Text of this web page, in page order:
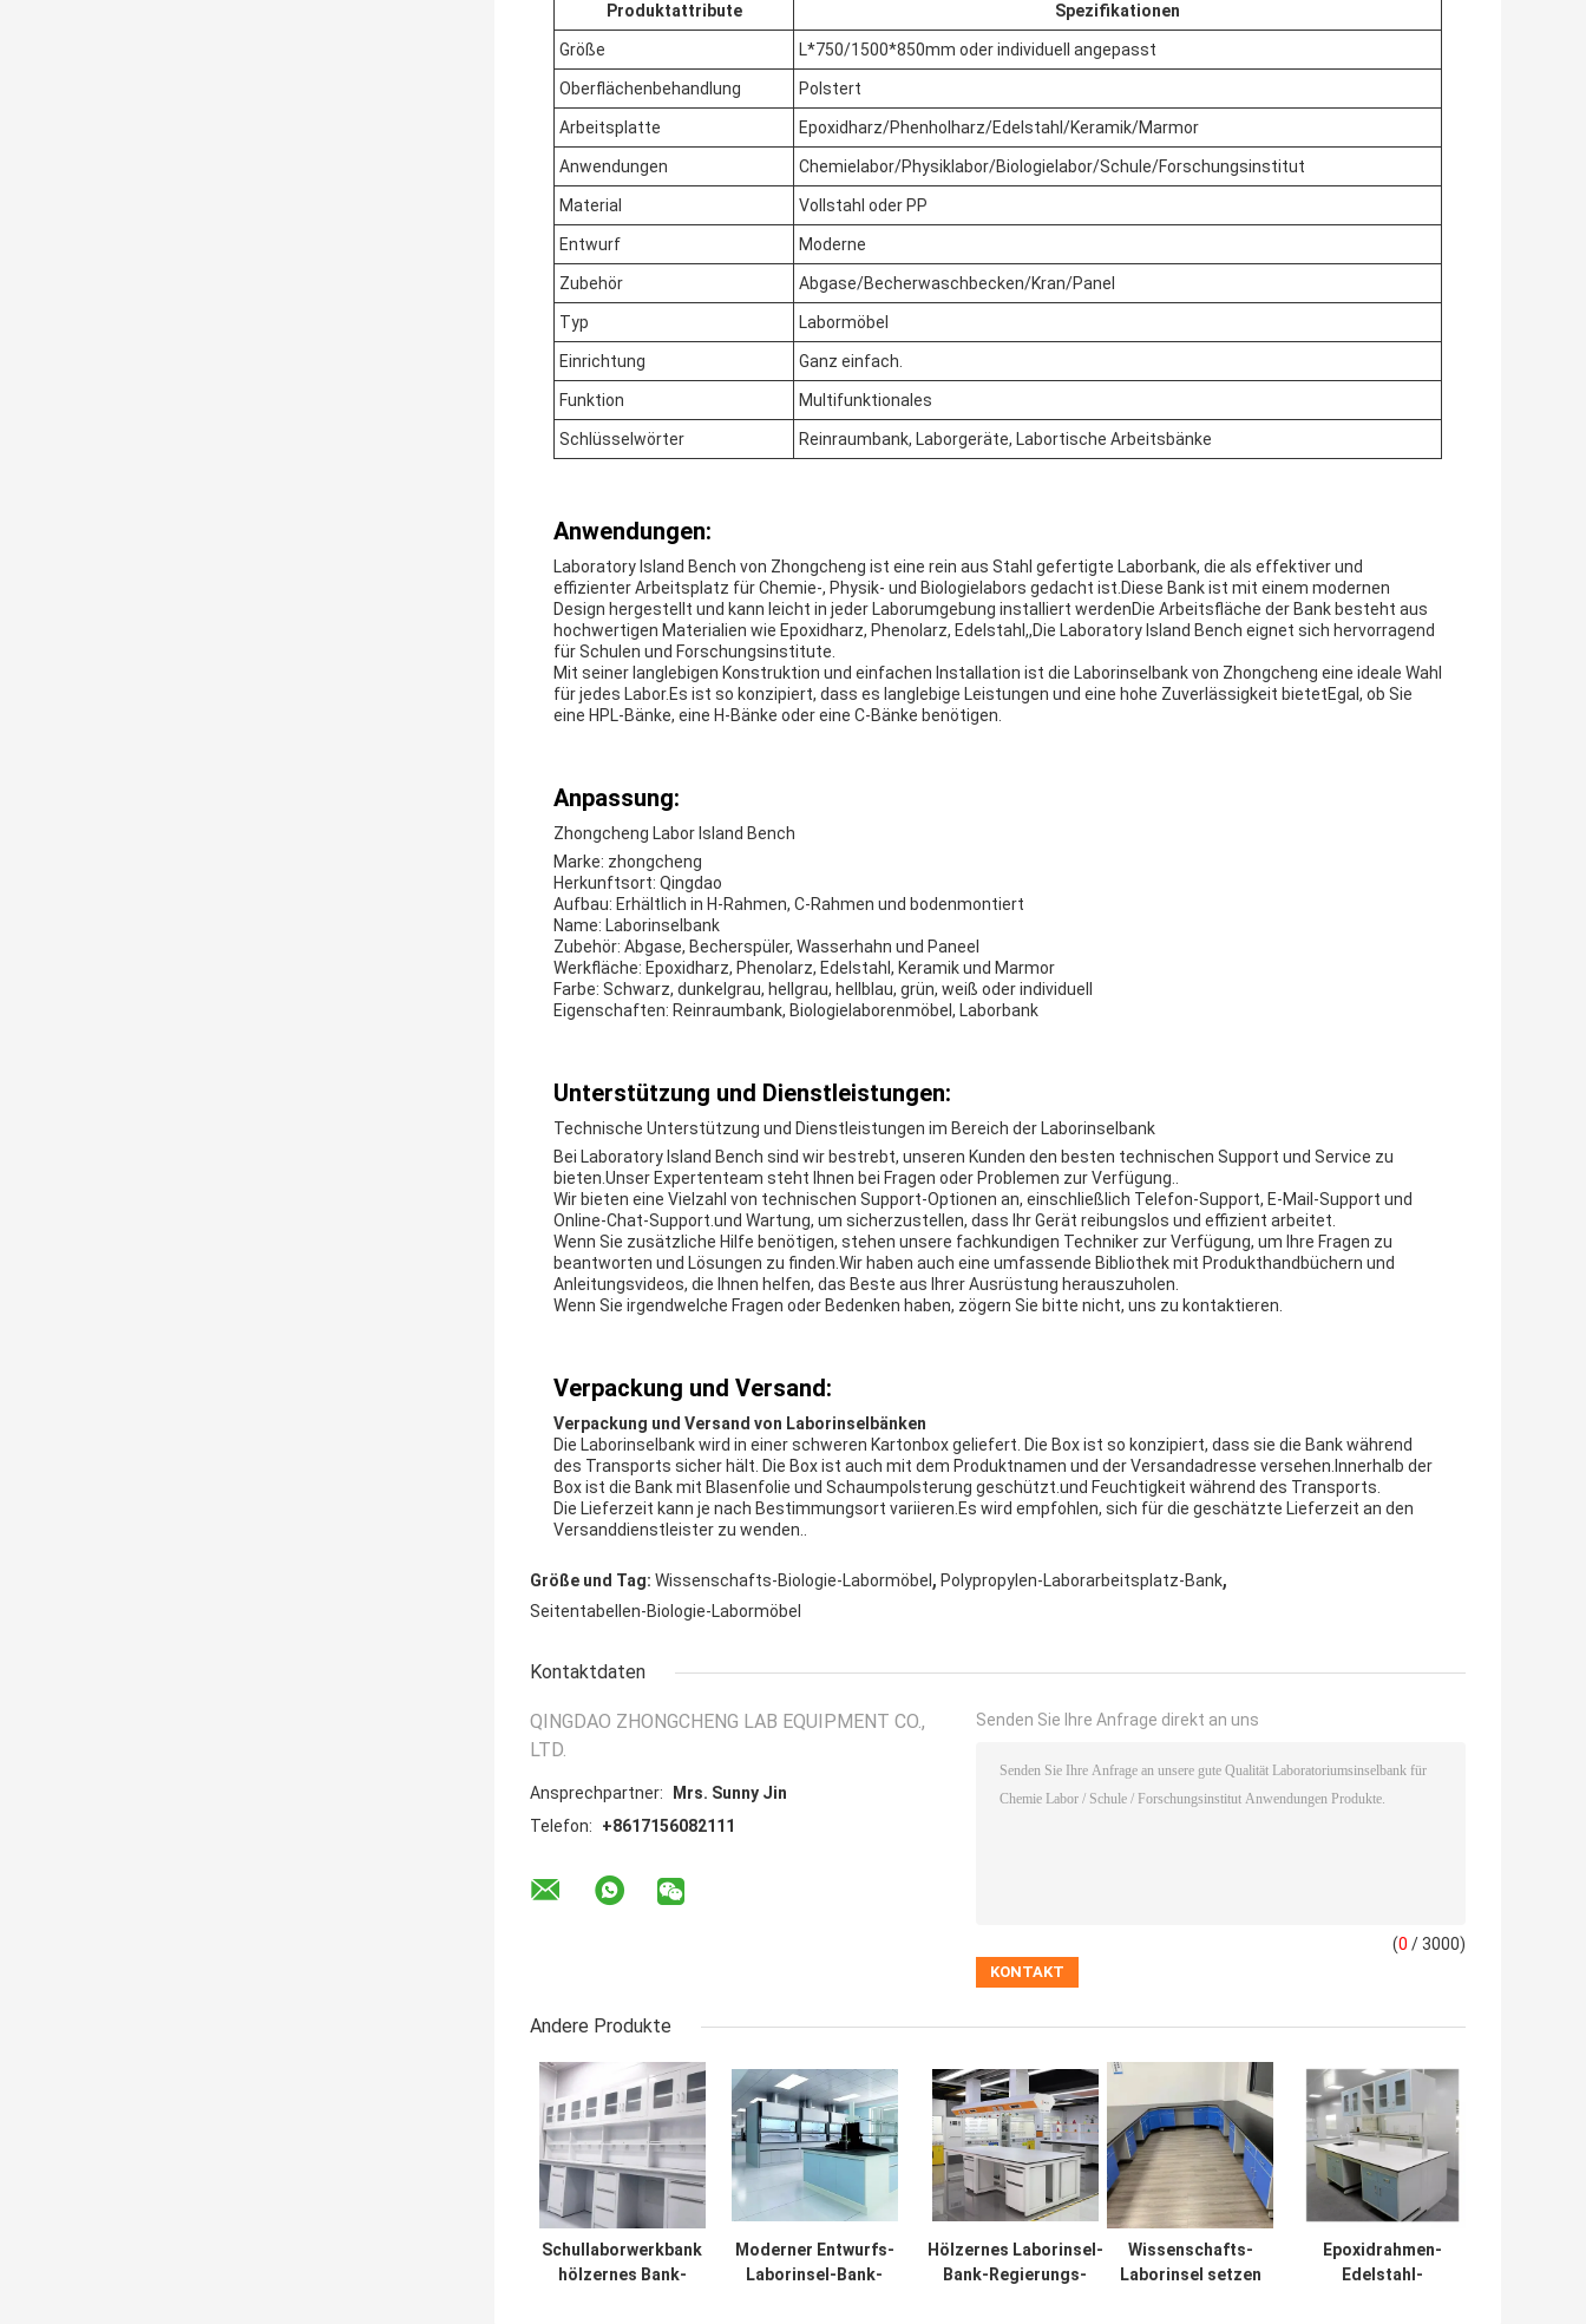
Produktattribute Spezifikationen
Größe L*750/1500*850mm oder individuell angepasst
Oberflächenbehandlung Polstert
Arbeitsplatte Epoxidharz/Phenholharz/Edelstahl/Keramik/Marmor
Anwendungen Chemielabor/Physiklabor/Biologielabor/Schule/Forschungsinstitut
Material Vollstahl oder PP
Entwurf Moderne
Zubehör Abgase/Becherwaschbecken/Kran/Panel
Typ Labormöbel
Einrichtung Ganz einfach.
Funktion Multifunktionales
Schlüsselwörter Reinraumbank, Laborgeräte, Labortische Arbeitsbänke
Anwendungen:
Laboratory Island Bench von Zhongcheng ist eine rein aus Stahl gefertigte Laborbank, die als effektiver und
effizienter Arbeitsplatz für Chemie-, Physik- und Biologielabors gedacht ist.Diese Bank ist mit einem modernen
Design hergestellt und kann leicht in jeder Laborumgebung installiert werdenDie Arbeitsfläche der Bank besteht aus
hochwertigen Materialien wie Epoxidharz, Phenolarz, Edelstahl,,Die Laboratory Island Bench eignet sich hervorragend
für Schulen und Forschungsinstitute.
Mit seiner langlebigen Konstruktion und einfachen Installation ist die Laborinselbank von Zhongcheng eine ideale Wahl
für jedes Labor.Es ist so konzipiert, dass es langlebige Leistungen und eine hohe Zuverlässigkeit bietetEgal, ob Sie
eine HPL-Bänke, eine H-Bänke oder eine C-Bänke benötigen.
Anpassung:
Zhongcheng Labor Island Bench
Marke: zhongcheng
Herkunftsort: Qingdao
Aufbau: Erhältlich in H-Rahmen, C-Rahmen und bodenmontiert
Name: Laborinselbank
Zubehör: Abgase, Becherspüler, Wasserhahn und Paneel
Werkfläche: Epoxidharz, Phenolarz, Edelstahl, Keramik und Marmor
Farbe: Schwarz, dunkelgrau, hellgrau, hellblau, grün, weiß oder individuell
Eigenschaften: Reinraumbank, Biologielaborenmöbel, Laborbank
Unterstützung und Dienstleistungen:
Technische Unterstützung und Dienstleistungen im Bereich der Laborinselbank
Bei Laboratory Island Bench sind wir bestrebt, unseren Kunden den besten technischen Support und Service zu
bieten.Unser Expertenteam steht Ihnen bei Fragen oder Problemen zur Verfügung..
Wir bieten eine Vielzahl von technischen Support-Optionen an, einschließlich Telefon-Support, E-Mail-Support und
Online-Chat-Support.und Wartung, um sicherzustellen, dass Ihr Gerät reibungslos und effizient arbeitet.
Wenn Sie zusätzliche Hilfe benötigen, stehen unsere fachkundigen Techniker zur Verfügung, um Ihre Fragen zu
beantworten und Lösungen zu finden.Wir haben auch eine umfassende Bibliothek mit Produkthandbüchern und
Anleitungsvideos, die Ihnen helfen, das Beste aus Ihrer Ausrüstung herauszuholen.
Wenn Sie irgendwelche Fragen oder Bedenken haben, zögern Sie bitte nicht, uns zu kontaktieren.
Verpackung und Versand:
Verpackung und Versand von Laborinselbänken
Die Laborinselbank wird in einer schweren Kartonbox geliefert. Die Box ist so konzipiert, dass sie die Bank während
des Transports sicher hält. Die Box ist auch mit dem Produktnamen und der Versandadresse versehen.Innerhalb der
Box ist die Bank mit Blasenfolie und Schaumpolsterung geschützt.und Feuchtigkeit während des Transports.
Die Lieferzeit kann je nach Bestimmungsort variieren.Es wird empfohlen, sich für die geschätzte Lieferzeit an den
Versanddienstleister zu wenden..
Größe und Tag: Wissenschafts-Biologie-Labormöbel , Polypropylen-Laborarbeitsplatz-Bank,
Seitentabellen-Biologie-Labormöbel
Kontaktdaten
QINGDAO ZHONGCHENG LAB EQUIPMENT CO.,
LTD.
Ansprechpartner:
Mrs. Sunny Jin
Telefon:
+8617156082111
Senden Sie Ihre Anfrage direkt an uns
(0 / 3000)
Andere Produkte
Schullaborwerkbank
hölzernes Bank-
Moderner Entwurfs-
Laborinsel-Bank-
Hölzernes Laborinsel-
Bank-Regierungs-
Wissenschafts-
Laborinsel setzen
Epoxidrahmen-
Edelstahl-